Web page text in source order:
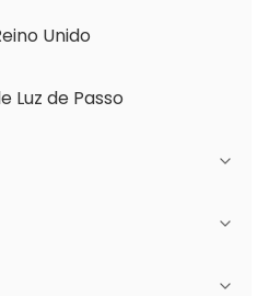
Unido
Luz de Passo